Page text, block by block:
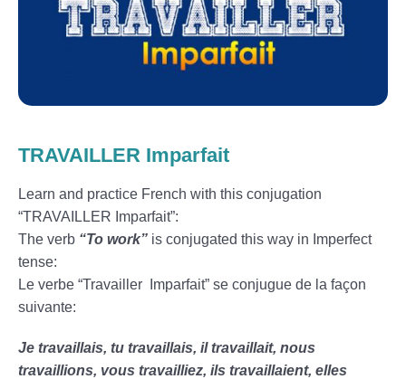
TRAVAILLER Imparfait
Learn and practice French with this conjugation
“TRAVAILLER Imparfait”:
The verb “To work” is conjugated this way in Imperfect
tense:
Le verbe “Travailler Imparfait” se conjugue de la façon
suivante:
Je travaillais, tu travaillais, il travaillait, nous
travaillions, vous travailliez, ils travaillaient, elles